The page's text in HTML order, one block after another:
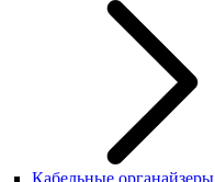
Кабельные органайзеры